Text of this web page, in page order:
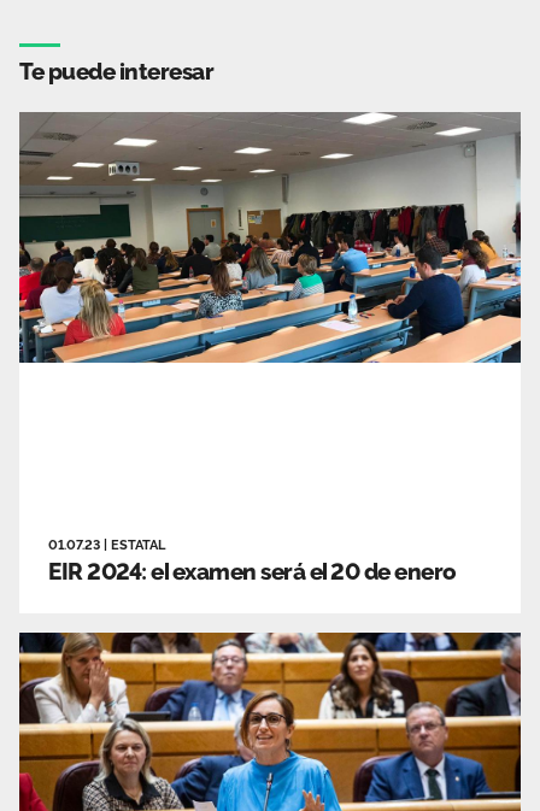
Te puede interesar
01.07.23 ESTATAL
EIR 2024: el examen será el 20 de enero